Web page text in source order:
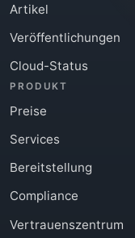
Artikel
Veröffentlichungen
Cloud-Status
PRODUKT
Preise
Services
Bereitstellung
Compliance
Vertrauenszentrum